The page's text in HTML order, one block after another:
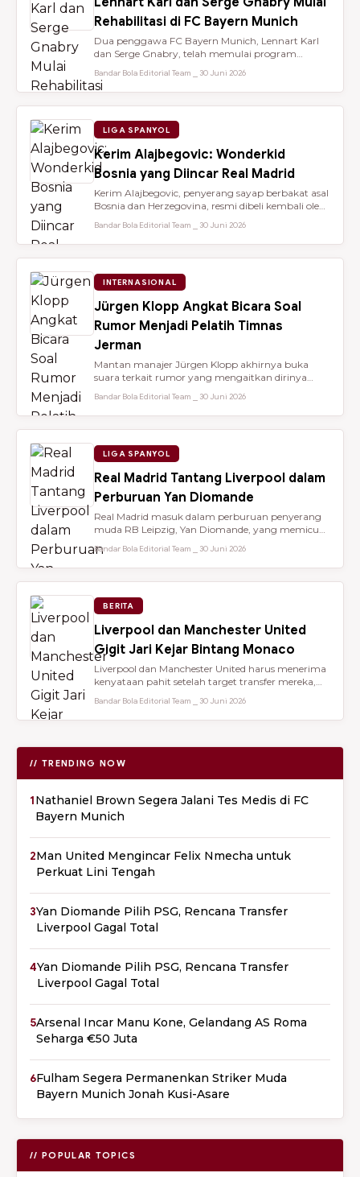
Rehabilitasi di FC Bayern Munich
Dua penggawa FC Bayern Munich, Lennart Karl
dan Serge Gnabry, telah memulai program
Bandar Bola Editorial Team ⎯ 30 Juni 2026
LIGA SPANYOL
Kerim Alajbegovic: Wonderkid
Bosnia yang Diincar Real Madrid
Kerim Alajbegovic, penyerang sayap berbakat asal
Bosnia dan Herzegovina, resmi dibeli kembali oleh
Bandar Bola Editorial Team ⎯ 30 Juni 2026
INTERNASIONAL
Jürgen Klopp Angkat Bicara Soal
Rumor Menjadi Pelatih Timnas
Jerman
Mantan manajer Jürgen Klopp akhirnya buka
suara terkait rumor yang mengaitkan dirinya
Bandar Bola Editorial Team ⎯ 30 Juni 2026
LIGA SPANYOL
Real Madrid Tantang Liverpool dalam
Perburuan Yan Diomande
Real Madrid masuk dalam perburuan penyerang
muda RB Leipzig, Yan Diomande, yang memicu
Bandar Bola Editorial Team ⎯ 30 Juni 2026
BERITA
Liverpool dan Manchester United
Gigit Jari Kejar Bintang Monaco
Liverpool dan Manchester United harus menerima
kenyataan pahit setelah target transfer mereka,
Bandar Bola Editorial Team ⎯ 30 Juni 2026
// TRENDING NOW
1Nathaniel Brown Segera Jalani Tes Medis di FC
Bayern Munich
2Man United Mengincar Felix Nmecha untuk
Perkuat Lini Tengah
3Yan Diomande Pilih PSG, Rencana Transfer
Liverpool Gagal Total
4Yan Diomande Pilih PSG, Rencana Transfer
Liverpool Gagal Total
5Arsenal Incar Manu Kone, Gelandang AS Roma
Seharga €50 Juta
6Fulham Segera Permanenkan Striker Muda
Bayern Munich Jonah Kusi-Asare
// POPULAR TOPICS